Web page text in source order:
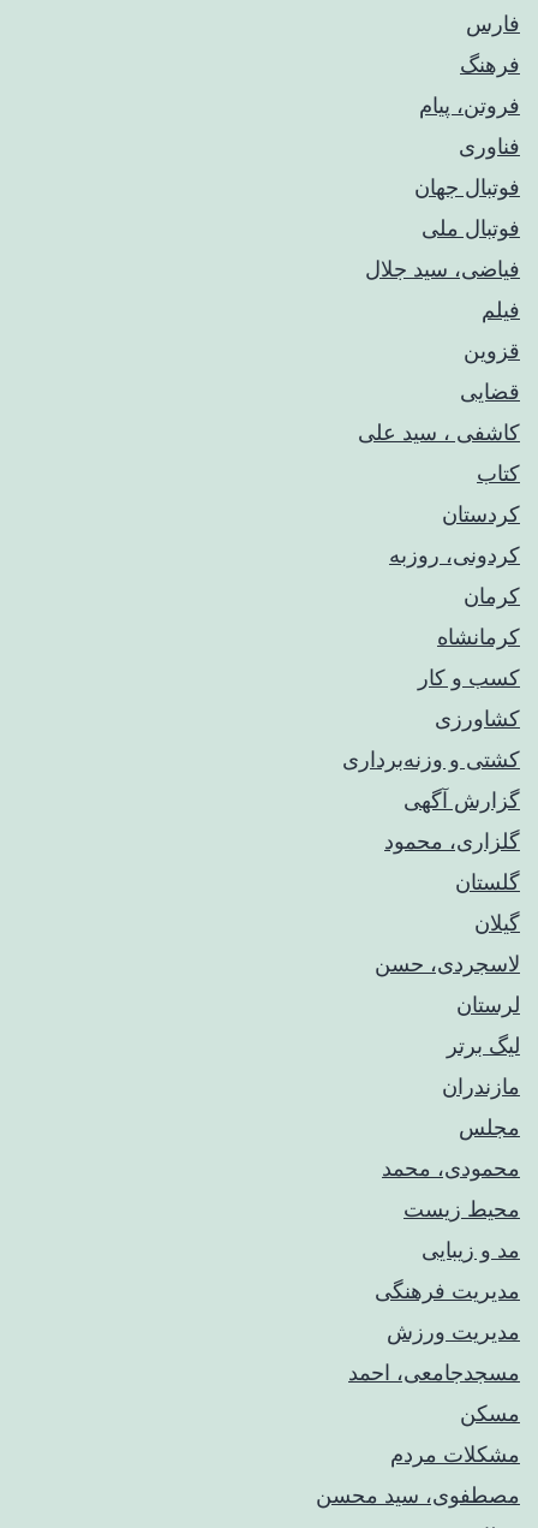
فارس
فرهنگ
فروتن، پیام
فناوری
فوتبال جهان
فوتبال ملی
فیاضی، سید جلال
فیلم
قزوین
قضایی
کاشفی ، سید علی
کتاب
کردستان
کردونی، روزبه
کرمان
کرمانشاه
کسب و کار
کشاورزی
کشتی و وزنه‌برداری
گزارش آگهی
گلزاری، محمود
گلستان
گیلان
لاسجردی، حسن
لرستان
لیگ برتر
مازندران
مجلس
محمودی، محمد
محیط زیست
مد و زیبایی
مدیریت فرهنگی
مدیریت ورزش
مسجدجامعی، احمد
مسکن
مشکلات مردم
مصطفوی، سید محسن